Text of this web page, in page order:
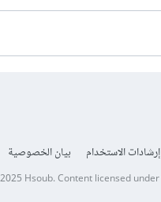
إرشادات الاستخدام بيان الخصوصية
Hsoub.Content licensed under